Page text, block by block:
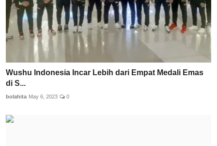
Wushu Indonesia Incar Lebih dari Empat Medali Emas
di S...
bolahita May 6, 2023 0